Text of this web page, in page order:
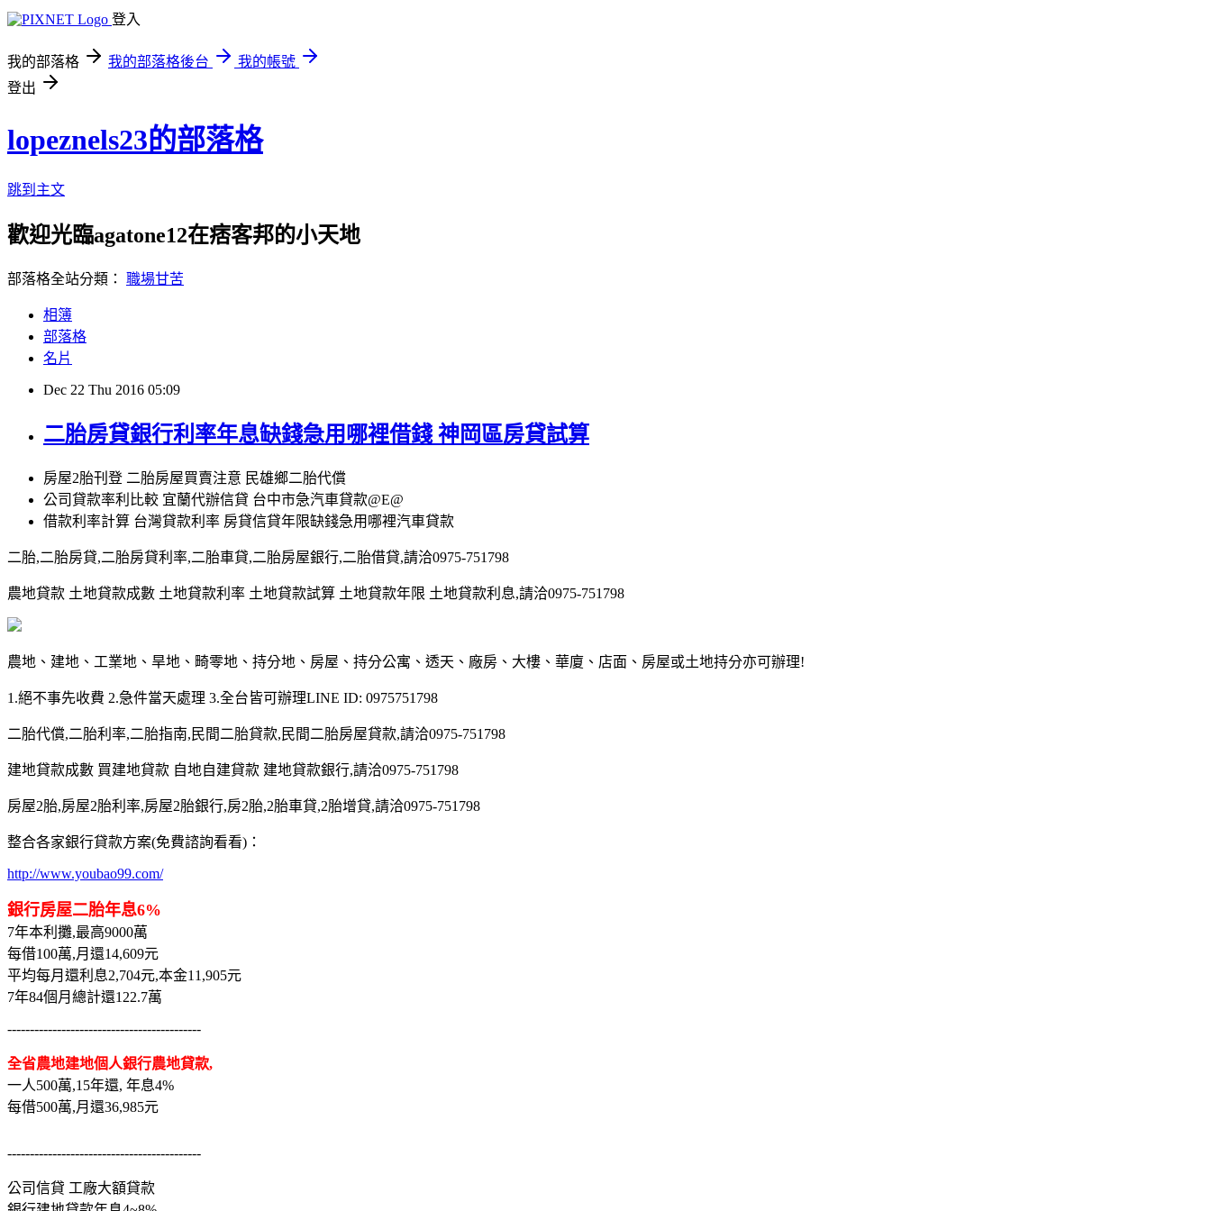
登入
我的部落格 我的部落格後台
我的帳號
登出
lopeznels23的部落格
跳到主文
歡迎光臨agatone12在痞客邦的小天地
部落格全站分類： 職場甘苦
相簿
部落格
名片
Dec 22 Thu 2016 05:09
二胎房貸銀行利率年息缺錢急用哪裡借錢 神岡區房貸試算
房屋2胎刊登 二胎房屋買賣注意 民雄鄉二胎代償
公司貸款率利比較 宜蘭代辦信貸 台中市急汽車貸款@E@
借款利率計算 台灣貸款利率 房貸信貸年限缺錢急用哪裡汽車貸款
二胎,二胎房貸,二胎房貸利率,二胎車貸,二胎房屋銀行,二胎借貸,請洽0975-751798
農地貸款 土地貸款成數 土地貸款利率 土地貸款試算 土地貸款年限 土地貸款利息,請洽0975-751798
農地、建地、工業地、旱地、畸零地、持分地、房屋、持分公寓、透天、廠房、大樓、華廈、店面、房屋或土地持分亦可辦理!
1.絕不事先收費 2.急件當天處理 3.全台皆可辦理LINE ID: 0975751798
二胎代償,二胎利率,二胎指南,民間二胎貸款,民間二胎房屋貸款,請洽0975-751798
建地貸款成數 買建地貸款 自地自建貸款 建地貸款銀行,請洽0975-751798
房屋2胎,房屋2胎利率,房屋2胎銀行,房2胎,2胎車貸,2胎增貸,請洽0975-751798
整合各家銀行貸款方案(免費諮詢看看)：
http://www.youbao99.com/
銀行房屋二胎年息6%
7年本利攤,最高9000萬
每借100萬,月還14,609元
平均每月還利息2,704元,本金11,905元
7年84個月總計還122.7萬
-------------------------------------------
全省農地建地個人銀行農地貸款,
一人500萬,15年還, 年息4%
每借500萬,月還36,985元
-------------------------------------------
公司信貸 工廠大額貸款